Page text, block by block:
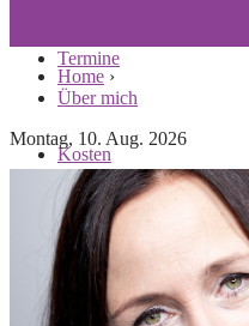
Termine
Kosten
Kontakt
Home ›
Über mich
Montag, 10. Aug. 2026